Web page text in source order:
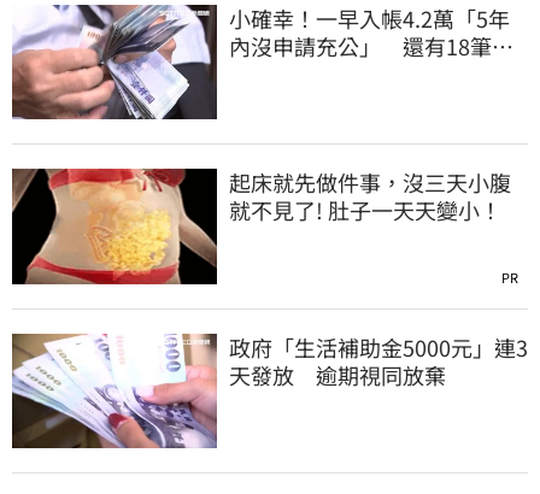
小確幸！一早入帳4.2萬「5年
內沒申請充公」 還有18筆錢
起床就先做件事，沒三天小腹
就不見了! 肚子一天天變小！
PR
政府「生活補助金5000元」連3
天發放 逾期視同放棄